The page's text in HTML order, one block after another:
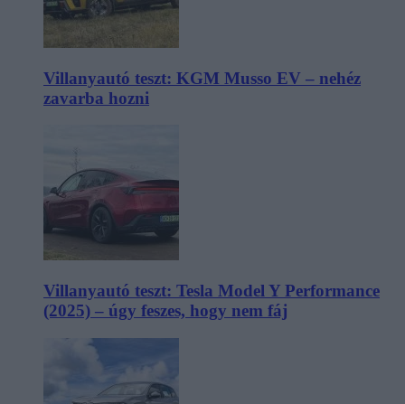
Villanyautó teszt: KGM Musso EV – nehéz
zavarba hozni
Villanyautó teszt: Tesla Model Y Performance
(2025) – úgy feszes, hogy nem fáj